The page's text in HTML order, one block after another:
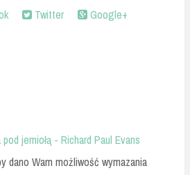
Twitter
Google+
jemiołą - Richard Paul Evans
dano Wam możliwość wymazania